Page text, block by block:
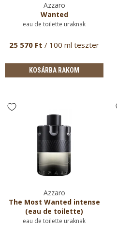
Azzaro
Wanted
eau de toilette uraknak
25 570 Ft / 100 ml teszter
KOSÁRBA RAKOM
Azzaro
The Most Wanted intense
(eau de toilette)
eau de toilette uraknak